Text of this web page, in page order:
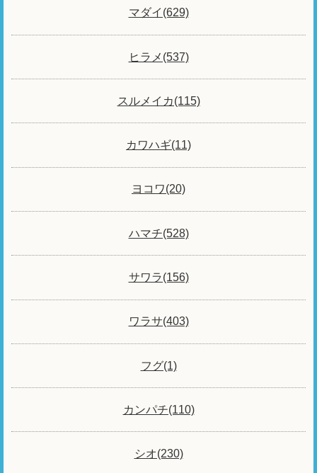
マダイ(629)
ヒラメ(537)
スルメイカ(115)
カワハギ(11)
ヨコワ(20)
ハマチ(528)
サワラ(156)
ワラサ(403)
フグ(1)
カンパチ(110)
シオ(230)